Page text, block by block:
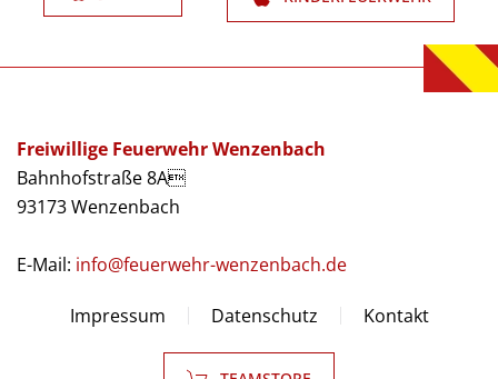
Freiwillige Feuerwehr Wenzenbach
Bahnhofstraße 8A
93173 Wenzenbach
E-Mail: info@feuerwehr-wenzenbach.de
Impressum Datenschutz Kontakt